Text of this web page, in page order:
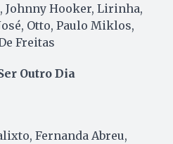
Johnny Hooker, Lirinha,
Otto, Paulo Miklos,
Freitas
Outro Dia
Fernanda Abreu,